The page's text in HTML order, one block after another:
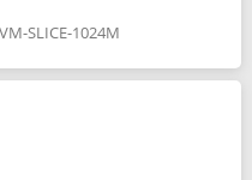
SLICE-1024M